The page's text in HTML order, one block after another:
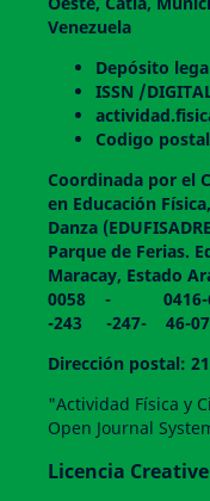
Venezuela
Depósito
ISSN /
Codigo
Coordinada por el
en Educación
Danza
Parque de Ferias.
Maracay, Estado
0058 - 0416-
-243 -247- 46-07
Dirección postal:
"Actividad Física y
Open Journal
Licencia